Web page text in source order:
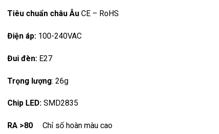
Tiêu chuẩn châu Âu CE – RoHS
Điện áp: 100-240VAC
Đui đèn: E27
Trọng lượng: 26g
Chip LED: SMD2835
RA >80 Chỉ số hoàn màu cao